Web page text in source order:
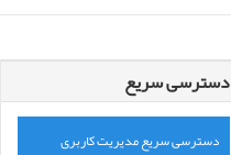
دسترسی سریع
دسترسی سریع مدیریت کاربری